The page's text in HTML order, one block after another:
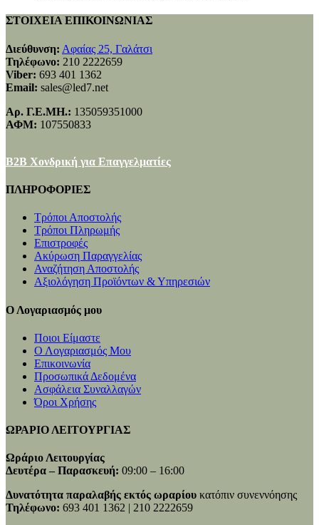
ΣΤΟΙΧΕΙΑ ΕΠΙΚΟΙΝΩΝΙΑΣ
Διεύθυνση: Αφαίας 25, Γαλάτσι
Τηλέφωνο: 210 2222659
Viber: 693 401 1362
Email: sales@led7.net
Αρ. Γ.Ε.ΜΗ.: 135059351000
ΑΦΜ: 107550833
B2B Χονδρική για Επαγγελματίες
ΠΛΗΡΟΦΟΡΙΕΣ
Τρόποι Αποστολής
Τρόποι Πληρωμής
Επιστροφές
Ακύρωση Παραγγελίας
Αναζήτηση Αποστολής
Αξιολόγηση Προϊόντων & Υπηρεσιών
Ο Λογαριασμός μου
Ποιοι Είμαστε
Ο Λογαριασμός Μου
Επικοινωνία
Προσωπικά Δεδομένα
Ασφάλεια Συναλλαγών
Όροι Χρήσης
ΩΡΑΡΙΟ ΛΕΙΤΟΥΡΓΙΑΣ
Ωράριο Λειτουργίας
Δευτέρα – Παρασκευή: 09:00 – 16:00
Δυνατότητα παραλαβής εκτός ωραρίου κατόπιν συνεννόησης
Τηλέφωνο: 693 401 1362 | 210 2222659